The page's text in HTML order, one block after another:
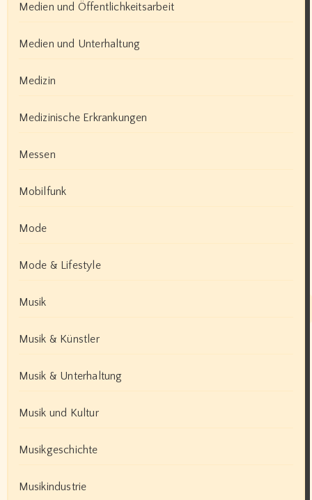
Medien und Öffentlichkeitsarbeit
Medien und Unterhaltung
Medizin
Medizinische Erkrankungen
Messen
Mobilfunk
Mode
Mode & Lifestyle
Musik
Musik & Künstler
Musik & Unterhaltung
Musik und Kultur
Musikgeschichte
Musikindustrie